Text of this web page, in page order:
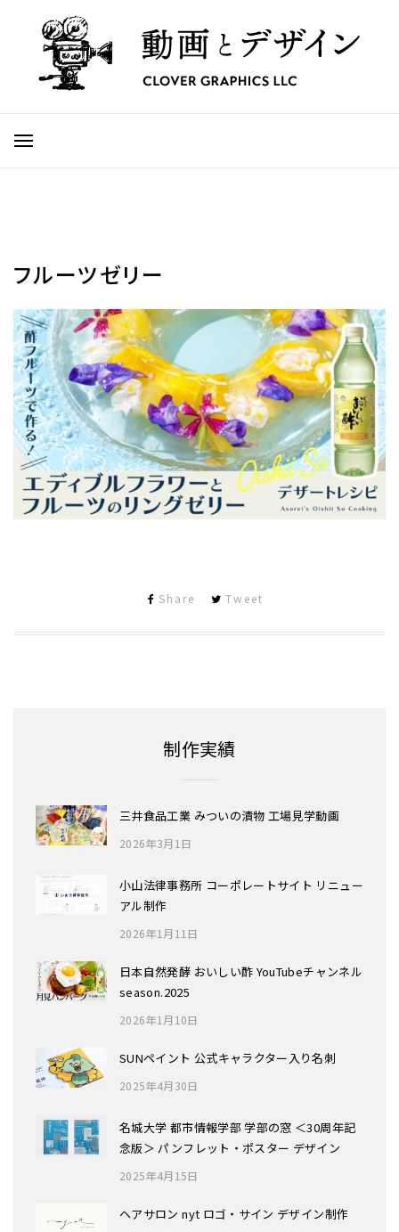
フルーツゼリー
Share Tweet
制作実績
三井食品工業 みついの漬物 工場見学動画
2026年3月1日
小山法律事務所 コーポレートサイト リニュー
アル制作
2026年1月11日
日本自然発酵 おいしい酢 YouTubeチャンネル
season.2025
2026年1月10日
SUNペイント 公式キャラクター入り名刺
2025年4月30日
名城大学 都市情報学部 学部の窓 ＜30周年記
念版＞ パンフレット・ポスター デザイン
2025年4月15日
ヘアサロン nyt ロゴ・サイン デザイン制作